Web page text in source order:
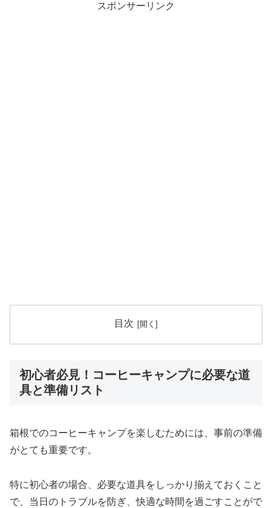
スポンサーリンク
目次
初心者必見！コーヒーキャンプに必要な道
具と準備リスト
箱根でのコーヒーキャンプを楽しむためには、事前の準備
がとても重要です。
特に初心者の場合、必要な道具をしっかり揃えておくこと
で、当日のトラブルを防ぎ、快適な時間を過ごすことがで